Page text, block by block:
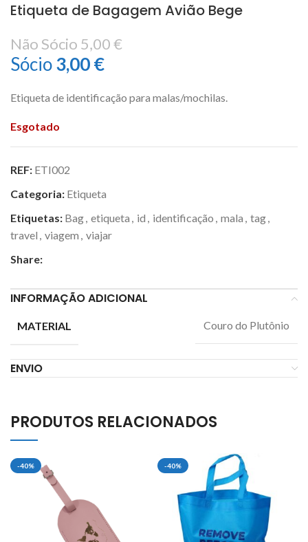
Etiqueta de Bagagem Avião Bege
Não Sócio 5,00€
Sócio3,00€
Etiqueta de identificação para malas/mochilas.
Esgotado
REF: ETI002
Categoria: Etiqueta
Etiquetas: Bag, etiqueta , id , identificação , mala , tag,
travel , viagem , viajar
Share:
INFORMAÇÃO ADICIONAL
MATERIAL Couro do Plutônio
ENVIO
PRODUTOS RELACIONADOS
-40% -40%